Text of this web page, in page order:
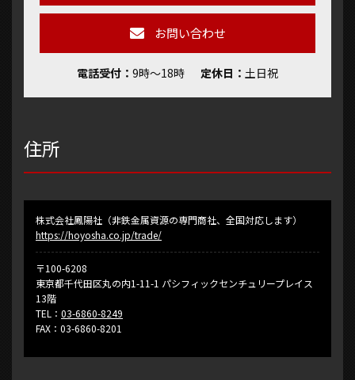
お問い合わせ
電話受付 9時～18時 定休日 土日祝
住所
株式会社鳳陽社（非鉄金属資源の専門商社、全国対応します）
https://hoyosha.co.jp/trade/
〒100-6208
東京都千代田区丸の内1-11-1 パシフィックセンチュリープレイス
13階
TEL： 03-6860-8249
FAX：03-6860-8201